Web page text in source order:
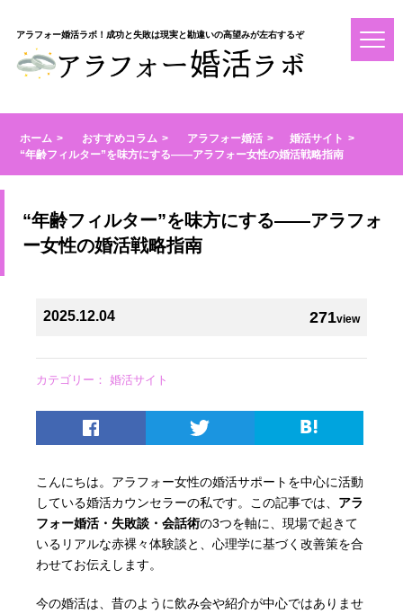
アラフォー婚活ラボ！成功と失敗は現実と勘違いの高望みが左右するぞ
ホーム おすすめコラム アラフォー婚活
婚活サイト
“年齢フィルター”を味方にする――アラフォー女性の婚活戦略指南
“年齢フィルター”を味方にする――アラフォ
ー女性の婚活戦略指南
271view
2025.12.04
カテゴリー： 婚活サイト
こんにちは。アラフォー女性の婚活サポートを中心に活動
している婚活カウンセラーの私です。この記事では、 アラ
フォー婚活・失敗談・会話術の3つを軸に、現場で起きて
いるリアルな赤裸々体験談と、心理学に基づく改善策を合
わせてお伝えします。
今の婚活は、昔のように飲み会や紹介が中心ではありませ